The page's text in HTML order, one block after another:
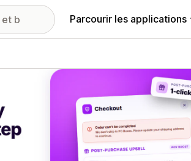
Parcourir les applications